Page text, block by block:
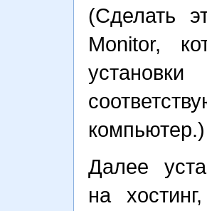
(Сделать
Monitor,
компьютер.)
Далее
на